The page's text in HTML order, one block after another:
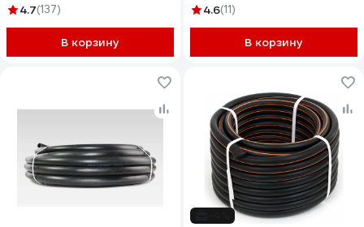
армирование 429009-1/2-15
4.7(137)
В корзину
4.6(11)
В корзину